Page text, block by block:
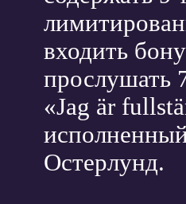
входить
прослушать
«Jag är
Остерлунд.